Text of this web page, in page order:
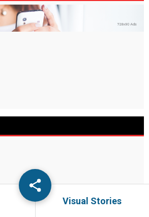
Visual Stories